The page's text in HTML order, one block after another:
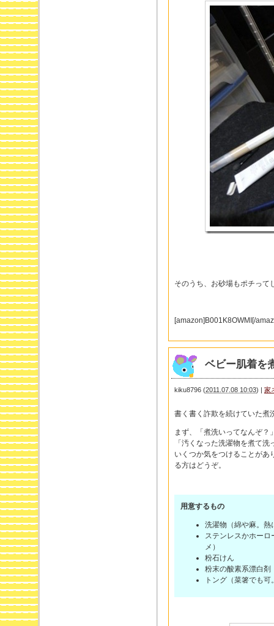
そのうち、お砂場もポチって
[amazon]B001K8OWMI[/
ベビー肌着を
kiku8796 (2011.07.08 10:03) | 家
書く書く詐欺を続けていた煮
まず、「煮洗いってなんぞ？
「汚くなった洗濯物を煮て
いくつか気をつけることがあ
る方はどうぞ。
用意するもの
洗濯物（綿や麻。熱
ステンレスかホー
メ）
粉石けん
粉末の酸素系漂白剤
トング（菜箸でも